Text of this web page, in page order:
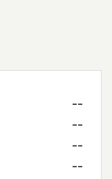
--
--
--
--